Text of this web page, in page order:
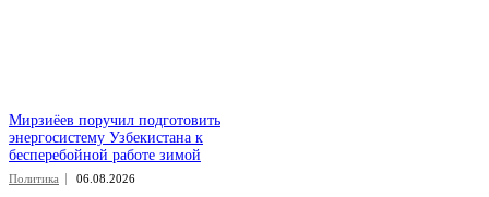
Мирзиёев поручил подготовить
энергосистему Узбекистана к
бесперебойной работе зимой
Политика 06.08.2026